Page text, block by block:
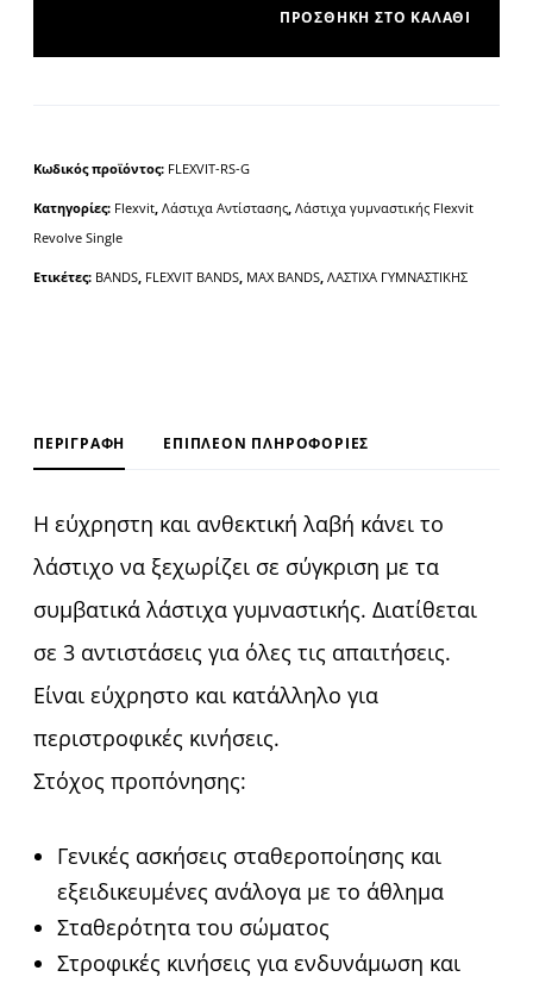
ΠΡΟΣΘΉΚΗ ΣΤΟ ΚΑΛΆΘΙ
n
a
t
Κωδικός προϊόντος: FLEXVIT-RS-G
Κατηγορίες: Flexvit, Λάστιχα Αντίστασης, Λάστιχα γυμναστικής Flexvit
Revolve Single
Ετικέτες: BANDS, FLEXVIT BANDS, MAX BANDS, ΛΑΣΤΙΧΑ ΓΥΜΝΑΣΤΙΚΗΣ
ΠΕΡΙΓΡΑΦΉ ΕΠΙΠΛΈΟΝ ΠΛΗΡΟΦΟΡΊΕΣ
Η εύχρηστη και ανθεκτική λαβή κάνει το
λάστιχο να ξεχωρίζει σε σύγκριση με τα
συμβατικά λάστιχα γυμναστικής. Διατίθεται
σε 3 αντιστάσεις για όλες τις απαιτήσεις.
Είναι εύχρηστο και κατάλληλο για
περιστροφικές κινήσεις.
Στόχος προπόνησης:
Γενικές ασκήσεις σταθεροποίησης και
εξειδικευμένες ανάλογα με το άθλημα
Σταθερότητα του σώματος
Στροφικές κινήσεις για ενδυνάμωση και